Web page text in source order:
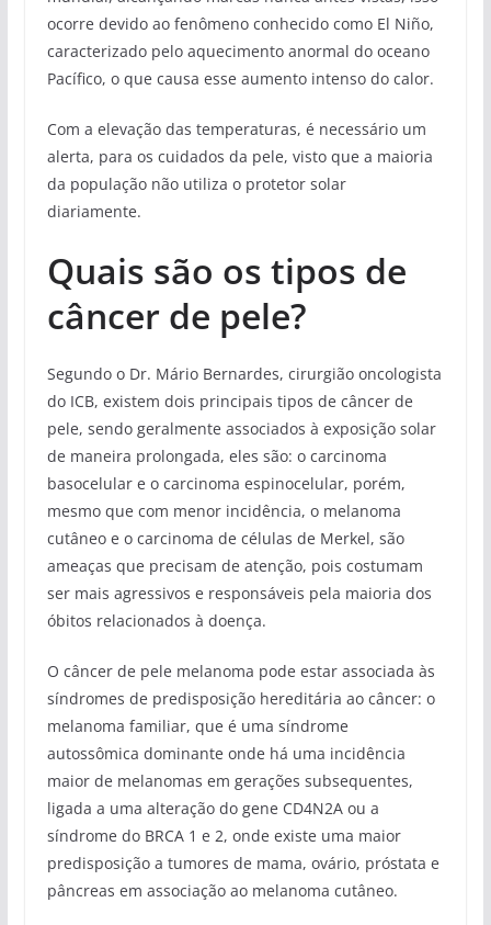
ocorre devido ao fenômeno conhecido como El Niño,
caracterizado pelo aquecimento anormal do oceano
Pacífico, o que causa esse aumento intenso do calor.
Com a elevação das temperaturas, é necessário um
alerta, para os cuidados da pele, visto que a maioria
da população não utiliza o protetor solar
diariamente.
Quais são os tipos de
câncer de pele?
Segundo o Dr. Mário Bernardes, cirurgião oncologista
do ICB, existem dois principais tipos de câncer de
pele, sendo geralmente associados à exposição solar
de maneira prolongada, eles são: o carcinoma
basocelular e o carcinoma espinocelular, porém,
mesmo que com menor incidência, o melanoma
cutâneo e o carcinoma de células de Merkel, são
ameaças que precisam de atenção, pois costumam
ser mais agressivos e responsáveis pela maioria dos
óbitos relacionados à doença.
O câncer de pele melanoma pode estar associada às
síndromes de predisposição hereditária ao câncer: o
melanoma familiar, que é uma síndrome
autossômica dominante onde há uma incidência
maior de melanomas em gerações subsequentes,
ligada a uma alteração do gene CD4N2A ou a
síndrome do BRCA 1 e 2, onde existe uma maior
predisposição a tumores de mama, ovário, próstata e
pâncreas em associação ao melanoma cutâneo.